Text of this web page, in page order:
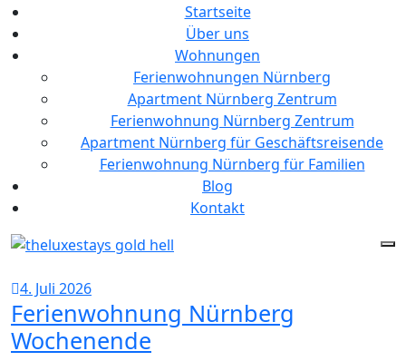
Startseite
Über uns
Wohnungen
Ferienwohnungen Nürnberg
Apartment Nürnberg Zentrum
Ferienwohnung Nürnberg Zentrum
Apartment Nürnberg für Geschäftsreisende
Ferienwohnung Nürnberg für Familien
Blog
Kontakt
4. Juli 2026
Ferienwohnung Nürnberg
Wochenende